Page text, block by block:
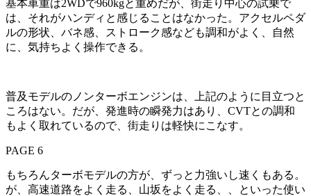
基本車重は2WDで960kgと重めだが、街走り中心の試乗で
は、それがハンディと感じることはなかった。アクセルペダ
ルの形状、バネ感、ストローク感なども調和がよく、自然
に、気持ちよく操作できる。
普及モデルのノンターボエンジンは、上記のように目立つと
ころはない。だが、発進時の瞬発力はあり、CVTとの調和
もよく取れているので、街走りは軽快にこなす。
PAGE 6
もちろんターボモデルの方が、ずっと力強いし速くもある。
が、高速道路をよく走る、山坂をよく走る、、といった使い